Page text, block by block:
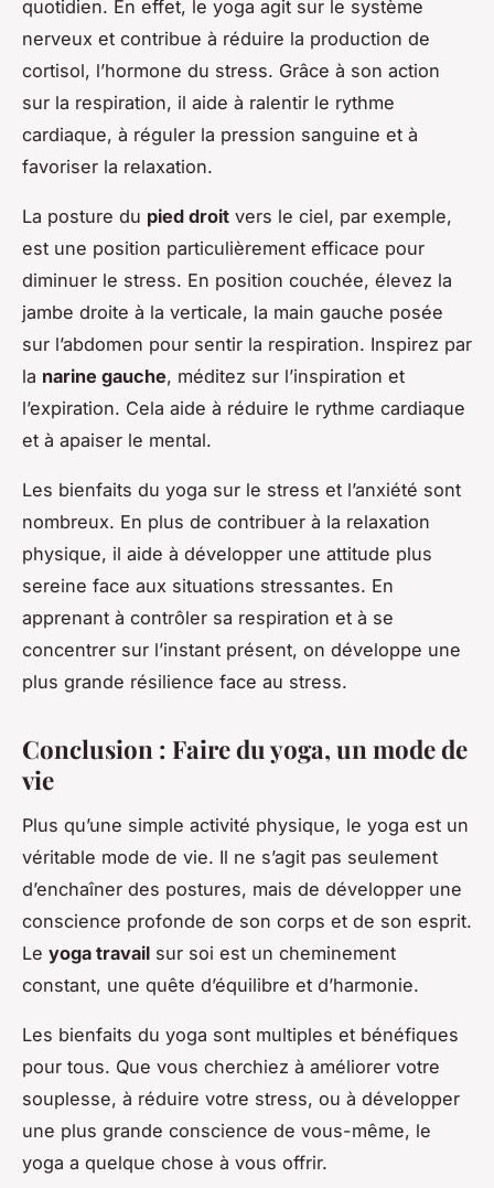
quotidien. En effet, le yoga agit sur le système
nerveux et contribue à réduire la production de
cortisol, l’hormone du stress. Grâce à son action
sur la respiration, il aide à ralentir le rythme
cardiaque, à réguler la pression sanguine et à
favoriser la relaxation.
La posture du pied droit vers le ciel, par exemple,
est une position particulièrement efficace pour
diminuer le stress. En position couchée, élevez la
jambe droite à la verticale, la main gauche posée
sur l’abdomen pour sentir la respiration. Inspirez par
la narine gauche, méditez sur l’inspiration et
l’expiration. Cela aide à réduire le rythme cardiaque
et à apaiser le mental.
Les bienfaits du yoga sur le stress et l’anxiété sont
nombreux. En plus de contribuer à la relaxation
physique, il aide à développer une attitude plus
sereine face aux situations stressantes. En
apprenant à contrôler sa respiration et à se
concentrer sur l’instant présent, on développe une
plus grande résilience face au stress.
Conclusion : Faire du yoga, un mode de
vie
Plus qu’une simple activité physique, le yoga est un
véritable mode de vie. Il ne s’agit pas seulement
d’enchaîner des postures, mais de développer une
conscience profonde de son corps et de son esprit.
Le yoga travail sur soi est un cheminement
constant, une quête d’équilibre et d’harmonie.
Les bienfaits du yoga sont multiples et bénéfiques
pour tous. Que vous cherchiez à améliorer votre
souplesse, à réduire votre stress, ou à développer
une plus grande conscience de vous-même, le
yoga a quelque chose à vous offrir.